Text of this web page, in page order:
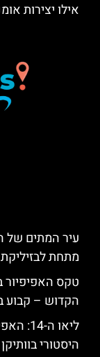
אילו יצירות
עיר המתים של
מתחת
טקס האפיפיור
הקדוש – קבוע
ליאו
היסטורי בוותיקן